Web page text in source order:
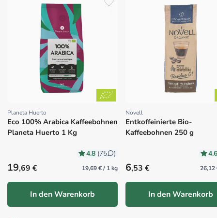
Proveedor:
Planeta Huerto
Eco 100% Arabica Kaffeebohnen
Planeta Huerto 1 Kg
4.8 (75 )
Precio habitual
19,69 € 19,69 € / 1 kg
In den Warenkorb
Proveedor:
Novell
Entkoffeinierte Bio-
Kaffeebohnen 250 g
Precio habitual
6,53 € 26,12
In den Warenkorb